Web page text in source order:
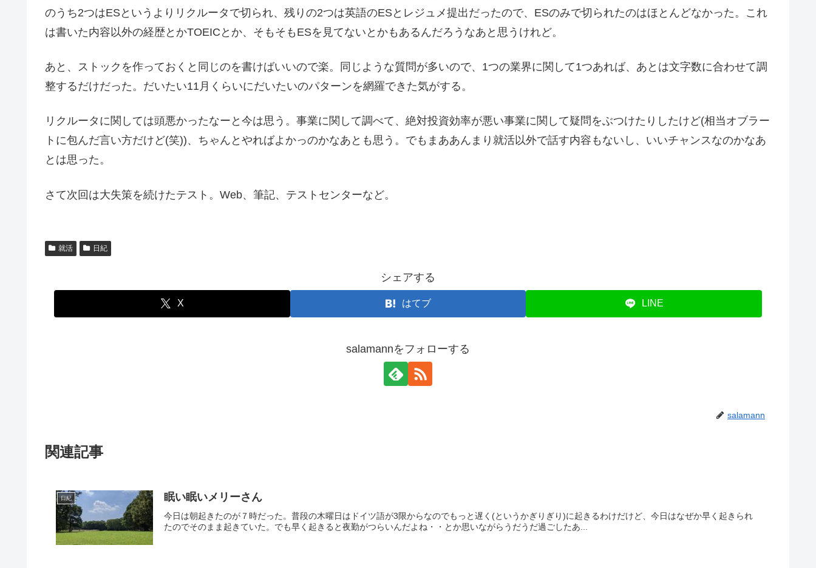
のうち2つはESというよりリクルータで切られ、残りの2つは英語のESとレジュメ提出だったので、ESのみで切られたのはほとんどなかった。これ
は書いた内容以外の経歴とかTOEICとか、そもそもESを見てないとかもあるんだろうなあと思うけれど。
あと、ストックを作っておくと同じのを書けばいいので楽。同じような質問が多いので、1つの業界に関して1つあれば、あとは文字数に合わせて調
整するだけだった。だいたい11月くらいにだいたいのパターンを網羅できた気がする。
リクルータに関しては頭悪かったなーと今は思う。事業に関して調べて、絶対投資効率が悪い事業に関して疑問をぶつけたりしたけど(相当オブラー
トに包んだ言い方だけど(笑))、ちゃんとやればよかっのかなあとも思う。でもまああんまり就活以外で話す内容もないし、いいチャンスなのかなあ
とは思った。
さて次回は大失策を続けたテスト。Web、筆記、テストセンターなど。
就活 日紀
シェアする
X はてブ LINE
salamannをフォローする
salamann
関連記事
日紀 眠い眠いメリーさん
今日は朝起きたのが７時だった。普段の木曜日はドイツ語が3限からなのでもっと遅く(というかぎりぎり)に起きるわけだけど、今日はなぜか早く起きられ
たのでそのまま起きていた。でも早く起きると夜勤がつらいんだよね・・とか思いながらうだうだ過ごしたあ...